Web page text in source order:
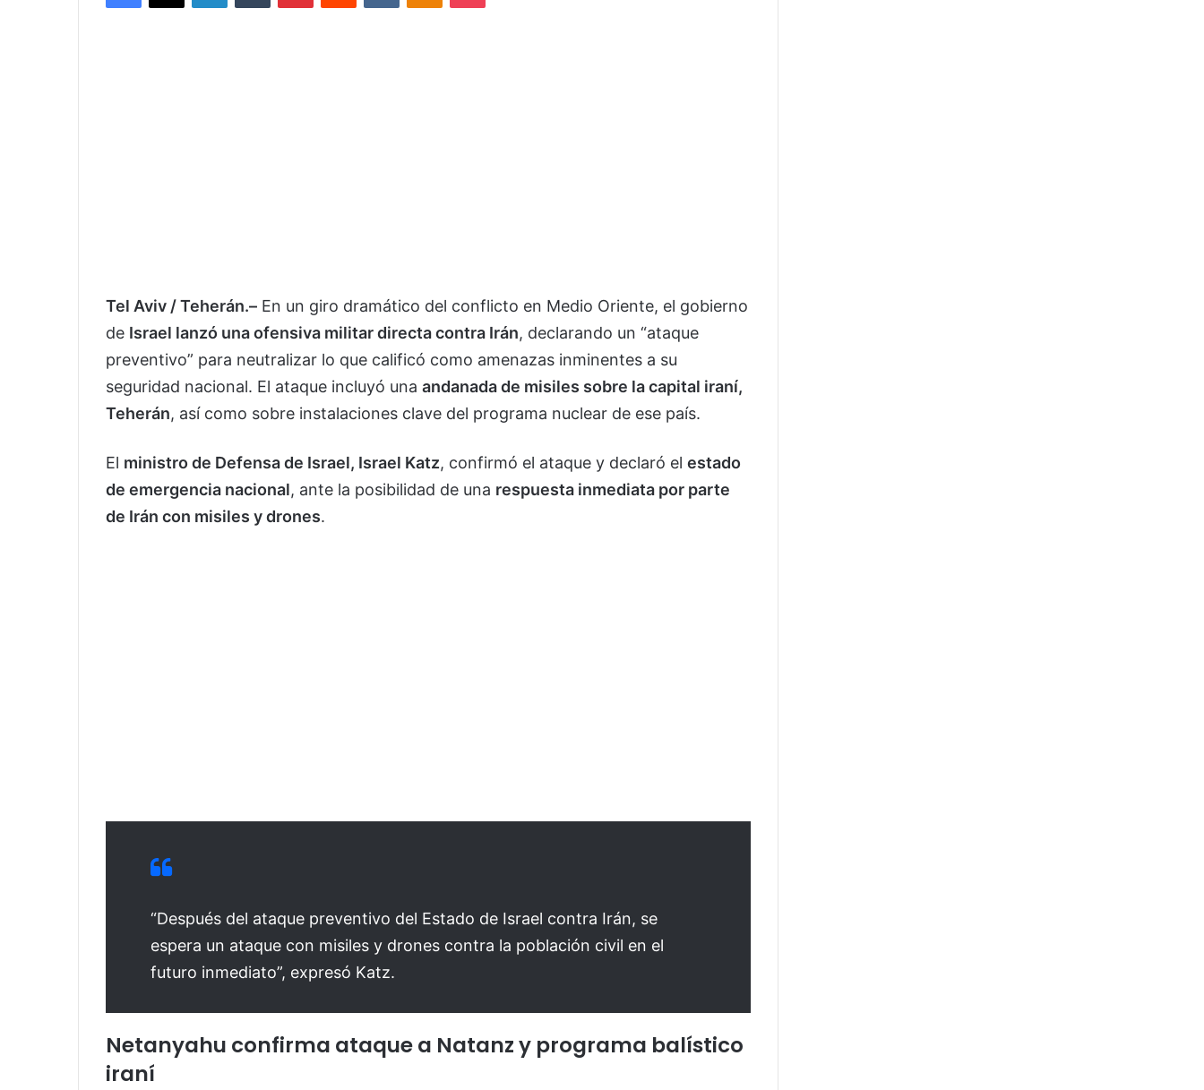
Tel Aviv / Teherán.– En un giro dramático del conflicto en Medio Oriente, el gobierno
de Israel lanzó una ofensiva militar directa contra Irán, declarando un “ataque
preventivo” para neutralizar lo que calificó como amenazas inminentes a su
seguridad nacional. El ataque incluyó una andanada de misiles sobre la capital iraní,
Teherán, así como sobre instalaciones clave del programa nuclear de ese país.
El ministro de Defensa de Israel, Israel Katz, confirmó el ataque y declaró el estado
de emergencia nacional, ante la posibilidad de una respuesta inmediata por parte
de Irán con misiles y drones.
“Después del ataque preventivo del Estado de Israel contra Irán, se
espera un ataque con misiles y drones contra la población civil en el
futuro inmediato”, expresó Katz.
Netanyahu confirma ataque a Natanz y programa balístico
iraní